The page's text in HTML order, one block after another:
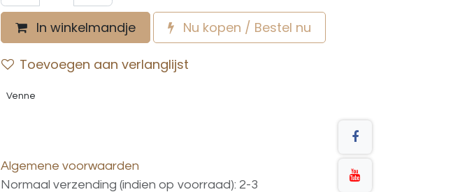
In winkelmandje Nu kopen / Bestel nu
Toevoegen aan verlanglijst
Venne
Algemene voorwaarden
Normaal verzending (indien op voorraad): 2-3